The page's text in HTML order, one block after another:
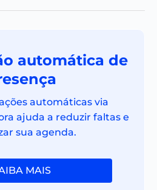
automática de
automáticas via
ajuda a reduzir faltas e
sua agenda.
MAIS